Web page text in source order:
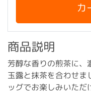
カ
商品説明
芳醇な香りの煎茶に、
玉露と抹茶を合わせま
ッグでお楽しみいただ